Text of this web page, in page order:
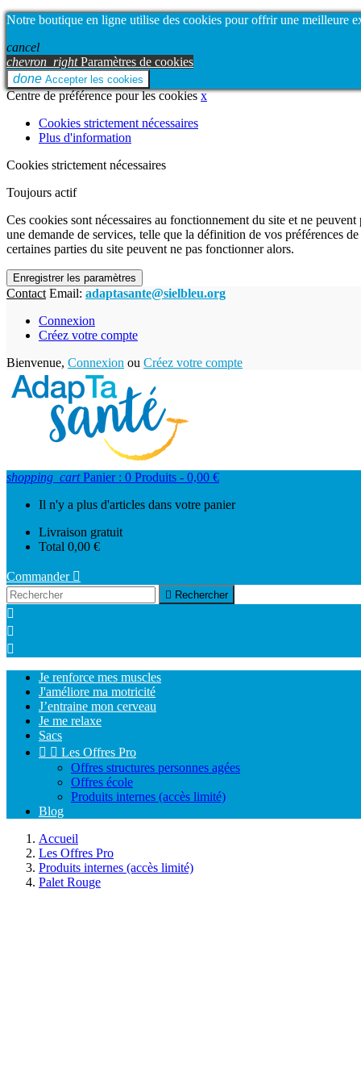
Notre boutique en ligne utilise des cookies pour offrir une meilleure
cancel
chevron_rightParamètres de cookies
done Accepter les cookies
Centre de préférence pour les cookiesx
Cookies strictement nécessaires
Plus d'information
Cookies strictement nécessaires
Toujours actif
Ces cookies sont nécessaires au fonctionnement du site et ne
une demande de services, telle que la définition de vos préférences
certaines parties du site peuvent ne pas fonctionner alors.
Enregistrer les paramètres
Contact Email: adaptasante@sielbleu.org
Connexion
Créez votre compte
Bienvenue, Connexion ou Créez votre compte
shopping_cart Panier : 0 Produits - 0,00 €
Il n'y a plus d'articles dans votre panier
Livraison gratuit
Total 0,00 €
Commander 
 Rechercher



Je renforce mes muscles
J'améliore ma motricité
J’entraine mon cerveau
Je me relaxe
Sacs
  Les Offres Pro
Offres structures personnes agées
Offres école
Produits internes (accès limité)
Blog
Accueil
Les Offres Pro
Produits internes (accès limité)
Palet Rouge